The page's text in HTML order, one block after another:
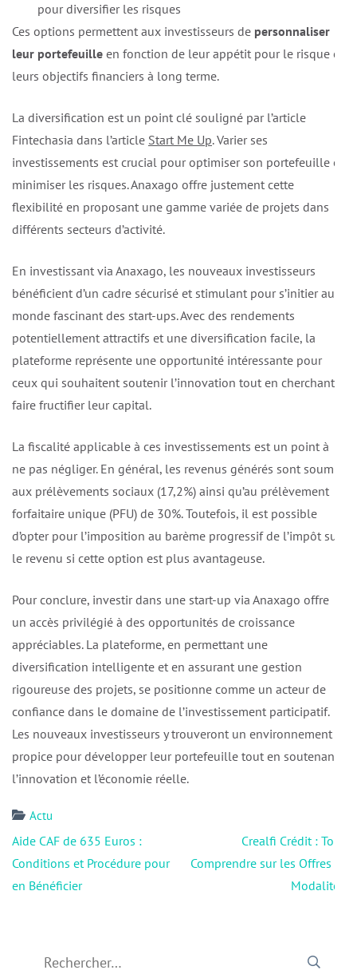
pour diversifier les risques
Ces options permettent aux investisseurs de personnaliser
leur portefeuille en fonction de leur appétit pour le risque et
leurs objectifs financiers à long terme.
La diversification est un point clé souligné par l’article
Fintechasia dans l’article Start Me Up. Varier ses
investissements est crucial pour optimiser son portefeuille et
minimiser les risques. Anaxago offre justement cette
flexibilité en proposant une gamme variée de projets dans
différents secteurs d’activité.
En investissant via Anaxago, les nouveaux investisseurs
bénéficient d’un cadre sécurisé et stimulant pour s’initier au
monde fascinant des start-ups. Avec des rendements
potentiellement attractifs et une diversification facile, la
plateforme représente une opportunité intéressante pour
ceux qui souhaitent soutenir l’innovation tout en cherchant à
faire fructifier leur capital.
La fiscalité applicable à ces investissements est un point à
ne pas négliger. En général, les revenus générés sont soumis
aux prélèvements sociaux (17,2%) ainsi qu’au prélèvement
forfaitaire unique (PFU) de 30%. Toutefois, il est possible
d’opter pour l’imposition au barème progressif de l’impôt sur
le revenu si cette option est plus avantageuse.
Pour conclure, investir dans une start-up via Anaxago offre
un accès privilégié à des opportunités de croissance
appréciables. La plateforme, en permettant une
diversification intelligente et en assurant une gestion
rigoureuse des projets, se positionne comme un acteur de
confiance dans le domaine de l’investissement participatif.
Les nouveaux investisseurs y trouveront un environnement
propice pour développer leur portefeuille tout en soutenant
l’innovation et l’économie réelle.
Actu
Navigation
de
l’article
Aide CAF de 635 Euros :
Conditions et Procédure pour
en Bénéficier
Crealfi Crédit : Tout
Comprendre sur les Offres et
Modalités